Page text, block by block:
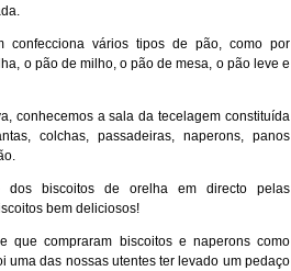
confecciona vários tipos de pão, como por
o pão de milho, o pão de mesa, o pão leve e
conhecemos a sala da tecelagem constituída
colchas, passadeiras, naperons, panos
dos biscoitos de orelha em directo pelas
bem deliciosos!
que compraram biscoitos e naperons como
uma das nossas utentes ter levado um pedaço